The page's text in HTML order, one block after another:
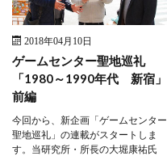
2018年04月10日
ゲームセンター聖地巡礼
「1980～1990年代 新宿」
前編
今回から、新企画「ゲームセンター
聖地巡礼」の連載がスタートしま
す。当研究所・所長の大堀康祐氏